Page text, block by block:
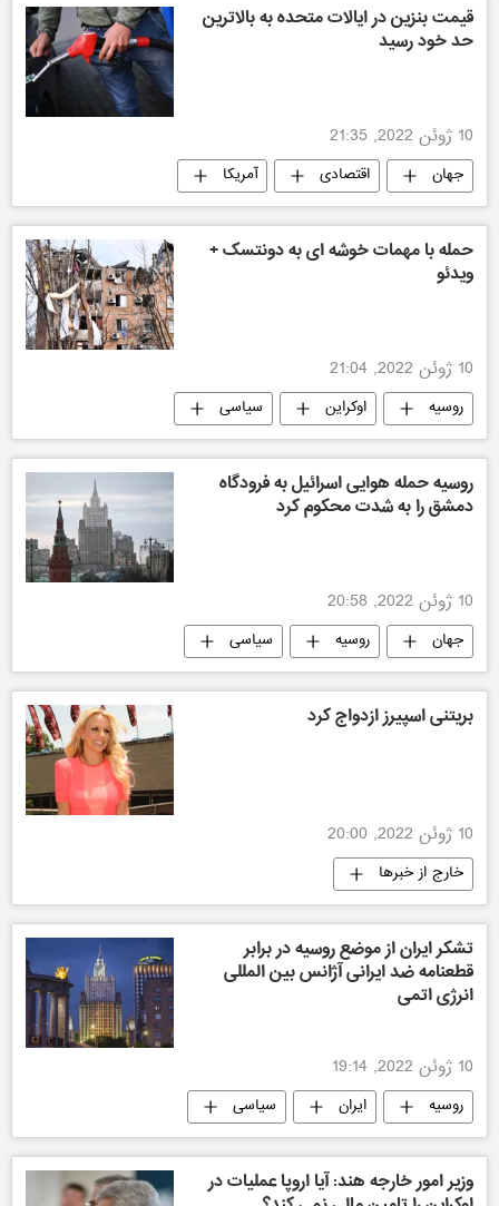
قیمت بنزین در ایالات متحده به بالاترین
حد خود رسید
10 ژوئن 2022, 21:35
جهان اقتصادی آمریکا
حمله با مهمات خوشه ای به دونتسک +
ویدئو
10 ژوئن 2022, 21:04
روسیه اوکراین سیاسی
روسیه حمله هوایی اسرائیل به فرودگاه
دمشق را به شدت محکوم کرد
10 ژوئن 2022, 20:58
جهان روسیه سیاسی
بریتنی اسپیرز ازدواج کرد
10 ژوئن 2022, 20:00
خارج از خبرها
تشکر ایران از موضع روسیه در برابر
قطعنامه ضد ایرانی آژانس بین المللی
انرژی اتمی
10 ژوئن 2022, 19:14
روسیه ایران سیاسی
وزیر امور خارجه هند: آیا اروپا عملیات در